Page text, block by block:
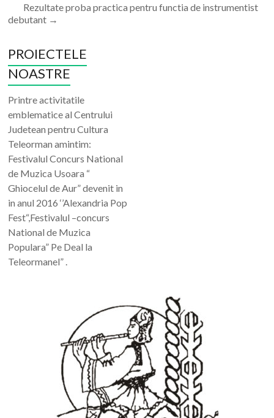
Rezultate proba practica pentru functia de instrumentist
debutant →
PROIECTELE
NOASTRE
Printre activitatile
emblematice al Centrului
Judetean pentru Cultura
Teleorman amintim:
Festivalul Concurs National
de Muzica Usoara “
Ghiocelul de Aur” devenit in
in anul 2016 ‘’Alexandria Pop
Fest“,Festivalul –concurs
National de Muzica
Populara” Pe Deal la
Teleormanel” .